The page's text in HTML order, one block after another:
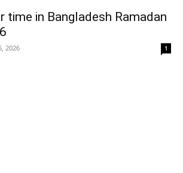
time in Bangladesh Ramadan
2026 1